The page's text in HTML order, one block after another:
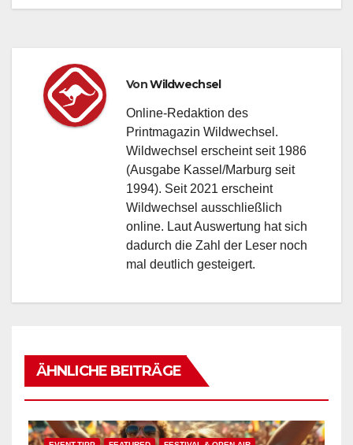
VonWildwechsel
Online-Redaktion des
Printmagazin Wildwechsel.
Wildwechsel erscheint seit 1986
(Ausgabe Kassel/Marburg seit
1994). Seit 2021 erscheint
Wildwechsel ausschließlich
online. Laut Auswertung hat sich
dadurch die Zahl der Leser noch
mal deutlich gesteigert.
ÄHNLICHE BEITRÄGE